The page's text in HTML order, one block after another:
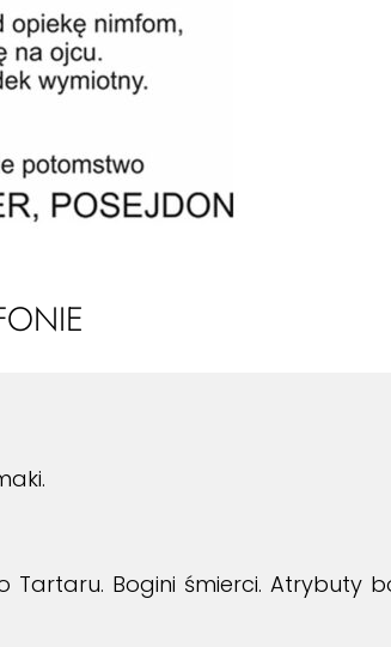
Tartaru. Bogini śmierci. Atrybuty